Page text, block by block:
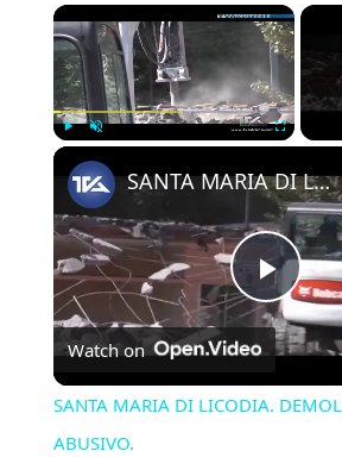
×
Play
SANTA MARIA DI LICODIA. DEMOLITO IMMOBILE ABUSIVO.
Watch on
SANTA MARIA DI LICODIA.
ABUSIVO.